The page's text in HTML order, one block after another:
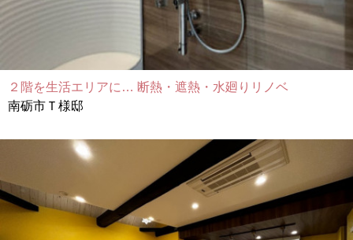
２階を生活エリアに… 断熱・遮熱・水廻りリノベ
南砺市Ｔ様邸